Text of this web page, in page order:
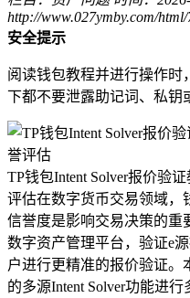
http://www.027ymby.com/
安全提示
阅读钱包教程并进行操作时
下都不要泄露助记词、私钥
TP钱包Intent Solver报价验
评估在数字货币交易领域，
信誉度是影响交易决策的重
数字资产管理平台，验证e
户进行更精准的报价验证。
的多源Intent Solver功能进